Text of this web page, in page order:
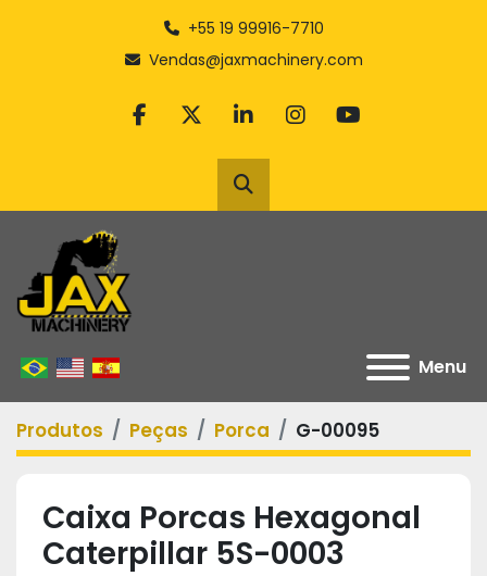
+55 19 99916-7710
Vendas@jaxmachinery.com
facebook
twitterlinkedininstagram
youtube
Pesquisar
Menu
Produtos Peças Porca G-00095
Caixa Porcas Hexagonal
Caterpillar 5S-0003